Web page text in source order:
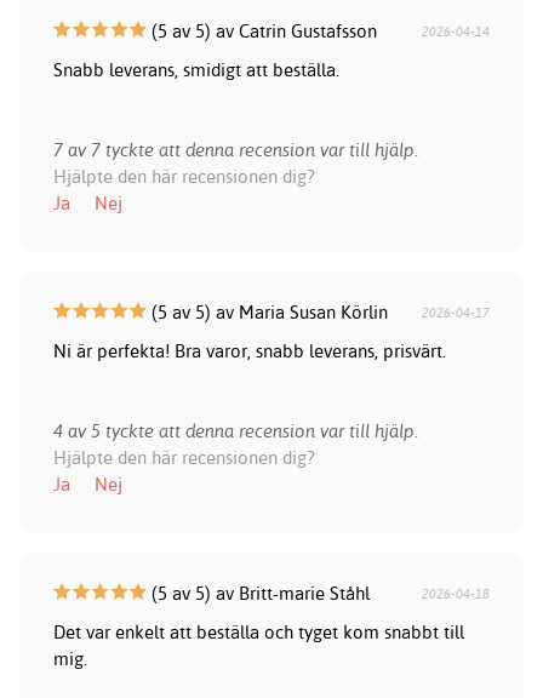
(5 av 5) av Catrin Gustafsson 2026-04-14
Snabb leverans, smidigt att beställa.
7 av 7 tyckte att denna recension var till hjälp.
Hjälpte den här recensionen dig?
Ja
Nej
(5 av 5) av Maria Susan Körlin 2026-04-17
Ni är perfekta! Bra varor, snabb leverans, prisvärt.
4 av 5 tyckte att denna recension var till hjälp.
Hjälpte den här recensionen dig?
Ja
Nej
(5 av 5) av Britt-marie Ståhl 2026-04-18
Det var enkelt att beställa och tyget kom snabbt till
mig.